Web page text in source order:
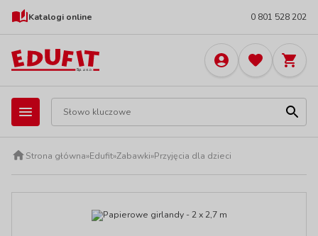
Katalogi online 0 801 528 202
Strona główna»Edufit»Zabawki»Przyjęcia dla dzieci